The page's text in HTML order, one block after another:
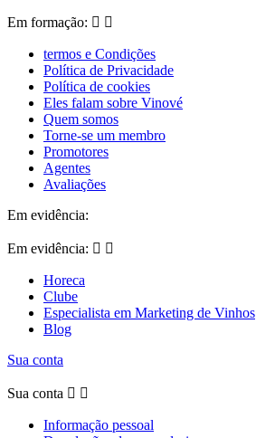
Em formação:  
termos e Condições
Política de Privacidade
Política de cookies
Eles falam sobre Vinové
Quem somos
Torne-se um membro
Promotores
Agentes
Avaliações
Em evidência:
Em evidência:  
Horeca
Clube
Especialista em Marketing de Vinhos
Blog
Sua conta
Sua conta  
Informação pessoal